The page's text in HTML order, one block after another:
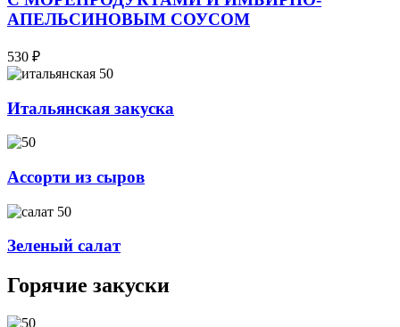
АПЕЛЬСИНОВЫМ СОУСОМ
530 ₽
Итальянская закуска
Ассорти из сыров
Зеленый салат
Горячие закуски